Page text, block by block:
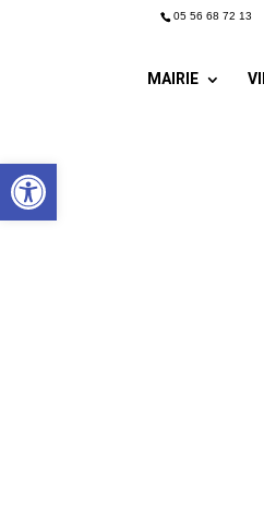
Ouvrir la barre d’outils
05 56 68 72 13
MAIRIE